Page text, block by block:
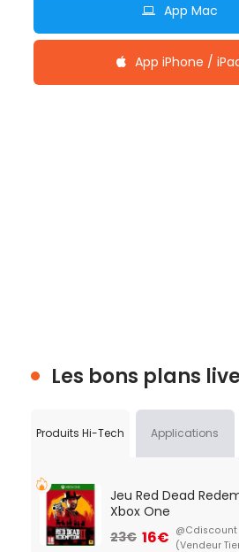
App Mac
App iPhone /
Les bons plans
Produits Hi-Tech Applications
Jeu Red Dead
Xbox One
23€ 16€ @Cdiscount
(Vendeur